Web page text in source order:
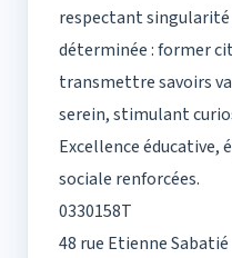
respectant singularité
déterminée : former
transmettre savoirs
serein, stimulant
Excellence
sociale renforcées.
0330158T
48 rue Etienne Sabatié